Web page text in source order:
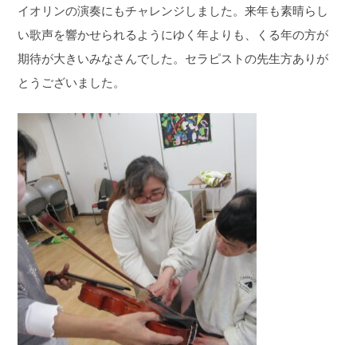
イオリンの演奏にもチャレンジしました。来年も素晴らし
い歌声を響かせられるようにゆく年よりも、くる年の方が
期待が大きいみなさんでした。セラピストの先生方ありが
とうございました。